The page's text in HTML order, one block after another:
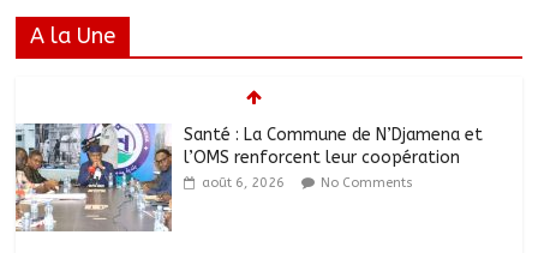
A la Une
Santé : La Commune de N’Djamena et
l’OMS renforcent leur coopération
août 6, 2026 No Comments